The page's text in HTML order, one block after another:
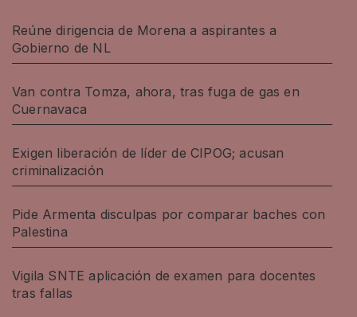
Reúne dirigencia de Morena a aspirantes a
Gobierno de NL
Van contra Tomza, ahora, tras fuga de gas en
Cuernavaca
Exigen liberación de líder de CIPOG; acusan
criminalización
Pide Armenta disculpas por comparar baches con
Palestina
Vigila SNTE aplicación de examen para docentes
tras fallas